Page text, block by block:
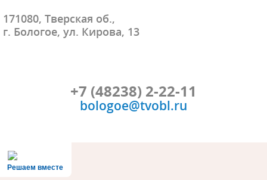
171080, Тверская об.,
г. Бологое, ул. Кирова, 13
+7 (48238) 2-22-11
bologoe@tvobl.ru
Решаем вместе